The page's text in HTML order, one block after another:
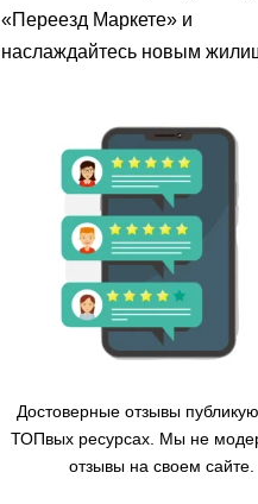
«Переезд Маркете» и
наслаждайтесь новым
Достоверные отзывы
ТОПвых ресурсах. Мы не
отзывы на своем сайте.